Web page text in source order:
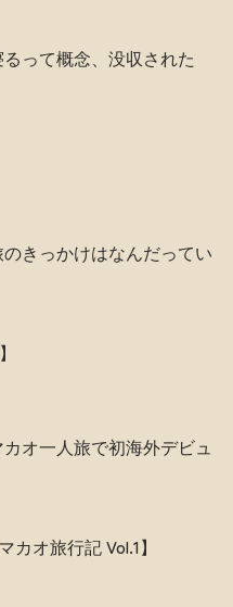
って概念、没収された
きっかけはなんだってい
カオ一人旅で初海外デビュ
オ旅行記 Vol.1】​